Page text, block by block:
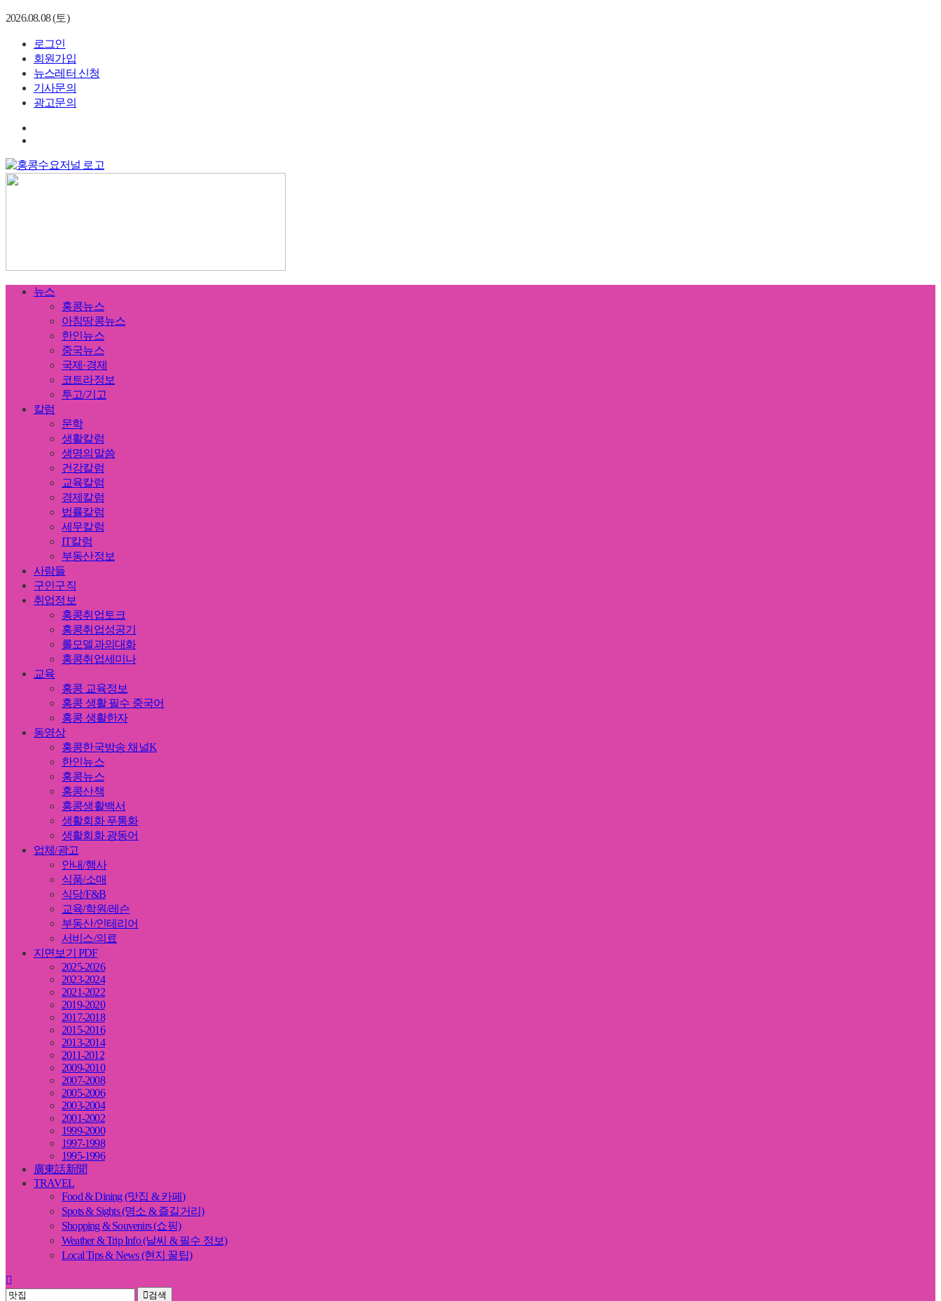
2026.08.08 (토)
로그인
회원가입
뉴스레터 신청
기사문의
광고문의
뉴스
홍콩뉴스
아침땅콩뉴스
한인뉴스
중국뉴스
국제·경제
코트라정보
투고/기고
칼럼
문학
생활칼럼
생명의말씀
건강칼럼
교육칼럼
경제칼럼
법률칼럼
세무칼럼
IT칼럼
부동산정보
사람들
구인구직
취업정보
홍콩취업토크
홍콩취업성공기
롤모델과의대화
홍콩취업세미나
교육
홍콩 교육정보
홍콩 생활 필수 중국어
홍콩 생활한자
동영상
홍콩한국방송 채널K
한인뉴스
홍콩뉴스
홍콩산책
홍콩생활백서
생활회화 푸통화
생활회화 광동어
업체/광고
안내/행사
식품/소매
식당/F&B
교육/학원/레슨
부동산/인테리어
서비스/의료
지면보기 PDF
2025-2026
2023-2024
2021-2022
2019-2020
2017-2018
2015-2016
2013-2014
2011-2012
2009-2010
2007-2008
2005-2006
2003-2004
2001-2002
1999-2000
1997-1998
1995-1996
廣東話新聞
TRAVEL
Food & Dining (맛집 & 카페)
Spots & Sights (명소 & 즐길거리)
Shopping & Souvenirs (쇼핑)
Weather & Trip Info (날씨 & 필수 정보)
Local Tips & News (현지 꿀팁)
검색